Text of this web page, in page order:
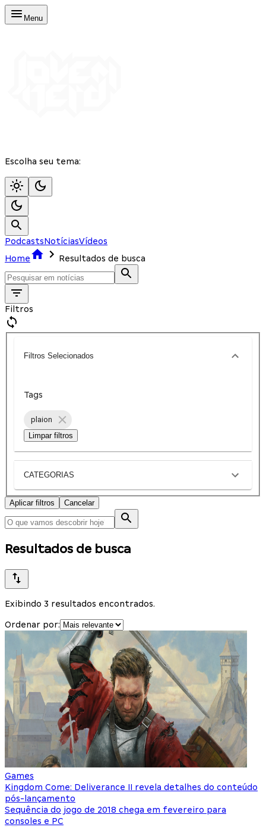
Menu
Escolha seu tema:
PodcastsNotíciasVídeos
Home
Resultados de busca
Filtros
Filtros Selecionados
Tags
plaion
Limpar filtros
CATEGORIAS
Aplicar filtros Cancelar
Resultados de busca
Exibindo 3 resultados encontrados.
Ordenar por:
Games
Kingdom Come: Deliverance II revela detalhes do conteúdo
pós-lançamento
Sequência do jogo de 2018 chega em fevereiro para
consoles e PC